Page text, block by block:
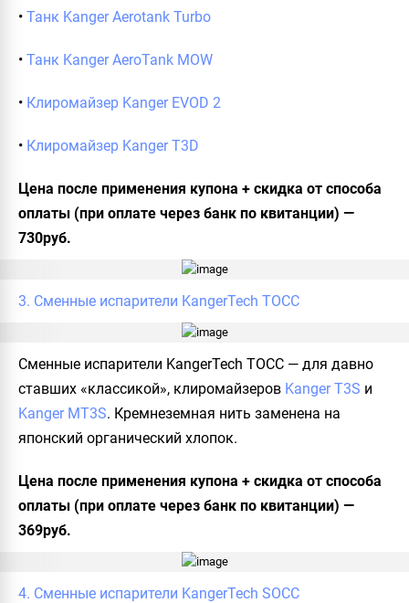
• Танк Kanger Aerotank Turbo
• Танк Kanger AeroTank MOW
• Клиромайзер Kanger EVOD 2
• Клиромайзер Kanger T3D
Цена после применения купона + скидка от способа
оплаты (при оплате через банк по квитанции) —
730руб.
3. Сменные испарители KangerTech TOCC
Сменные испарители KangerTech TOCC — для давно
ставших «классикой», клиромайзеров Kanger T3S и
Kanger MT3S. Кремнеземная нить заменена на
японский органический хлопок.
Цена после применения купона + скидка от способа
оплаты (при оплате через банк по квитанции) —
369руб.
4. Сменные испарители KangerTech SOCC